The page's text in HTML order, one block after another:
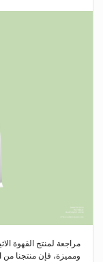
مراجعة لمنتج القهوة
ومميزة، فإن منتجنا من